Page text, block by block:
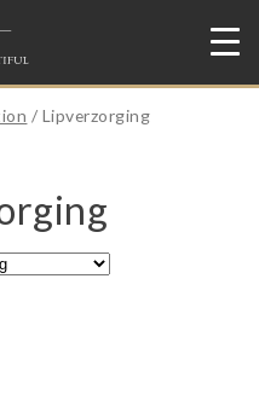
/ Lipverzorging